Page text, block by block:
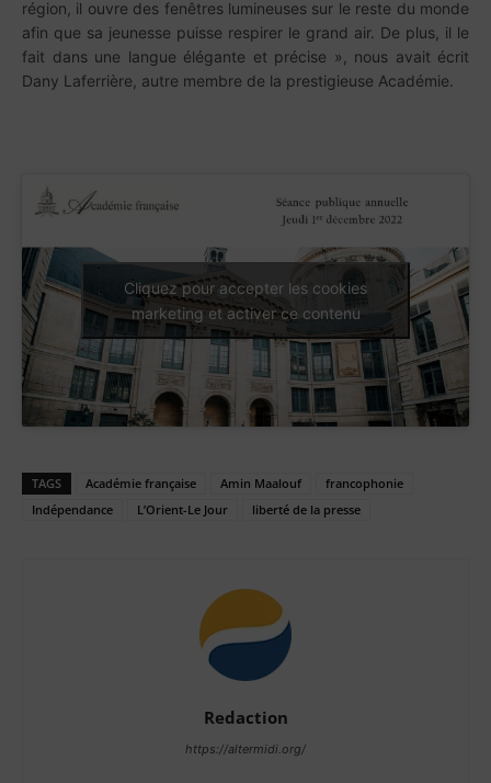
région, il ouvre des fenêtres lumineuses sur le reste du monde
afin que sa jeunesse puisse respirer le grand air. De plus, il le
fait dans une langue élégante et précise », nous avait écrit
Dany Laferrière, autre membre de la prestigieuse Académie.
Cliquez pour accepter les cookies
marketing et activer ce contenu
TAGS Académie française Amin Maalouf
francophonie
Indépendance
L’Orient-Le Jour liberté de la presse
Redaction
https://altermidi.org/